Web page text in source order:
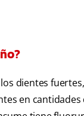
dientes
en cantidades